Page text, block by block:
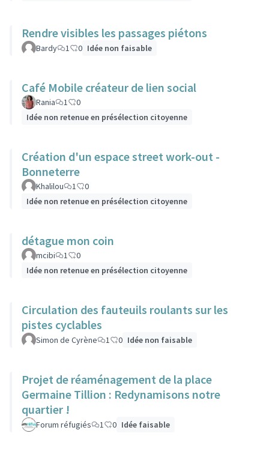
Rendre visibles les passages piétons
Bardy 1 0 Idée non faisable
Café Mobile créateur de lien social
Rania 1
0
Idée non retenue en présélection citoyenne
Création d'un espace street work-out -
Bonneterre
Khalilou 1
0
Idée non retenue en présélection citoyenne
détague mon coin
mcibi 1
0
Idée non retenue en présélection citoyenne
Circulation des fauteuils roulants sur les
pistes cyclables
Simon de Cyrène 1 0 Idée non faisable
Projet de réaménagement de la place
Germaine Tillion : Redynamisons notre
quartier !
Forum réfugiés 1 0 Idée faisable